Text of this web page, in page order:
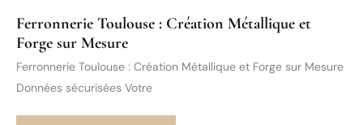
Ferronnerie Toulouse : Création Métallique et
Forge sur Mesure
Ferronnerie Toulouse : Création Métallique et Forge sur Mesure
Données sécurisées Votre